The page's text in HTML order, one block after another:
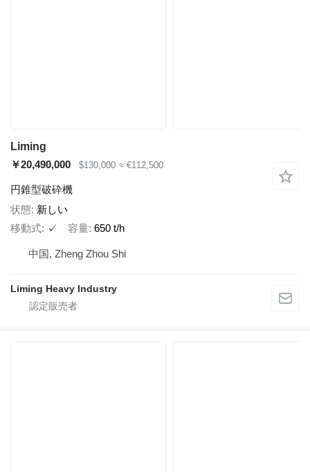
Liming
￥20,490,000
$130,000 ≈ €112,500
円錐型破砕機
状態 新しい
移動式
✓ 容量 650 t/h
中国, Zheng Zhou Shi
Liming Heavy Industry